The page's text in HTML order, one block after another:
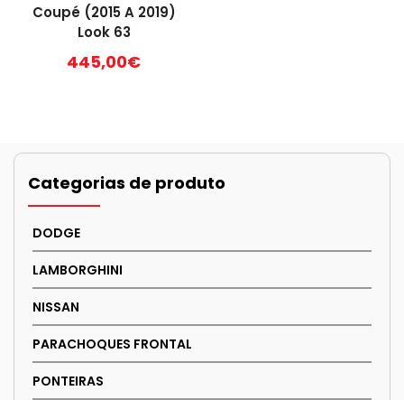
Coupé (2015 A 2019)
Look 63
445,00€
Categorias de produto
DODGE
LAMBORGHINI
NISSAN
PARACHOQUES FRONTAL
PONTEIRAS